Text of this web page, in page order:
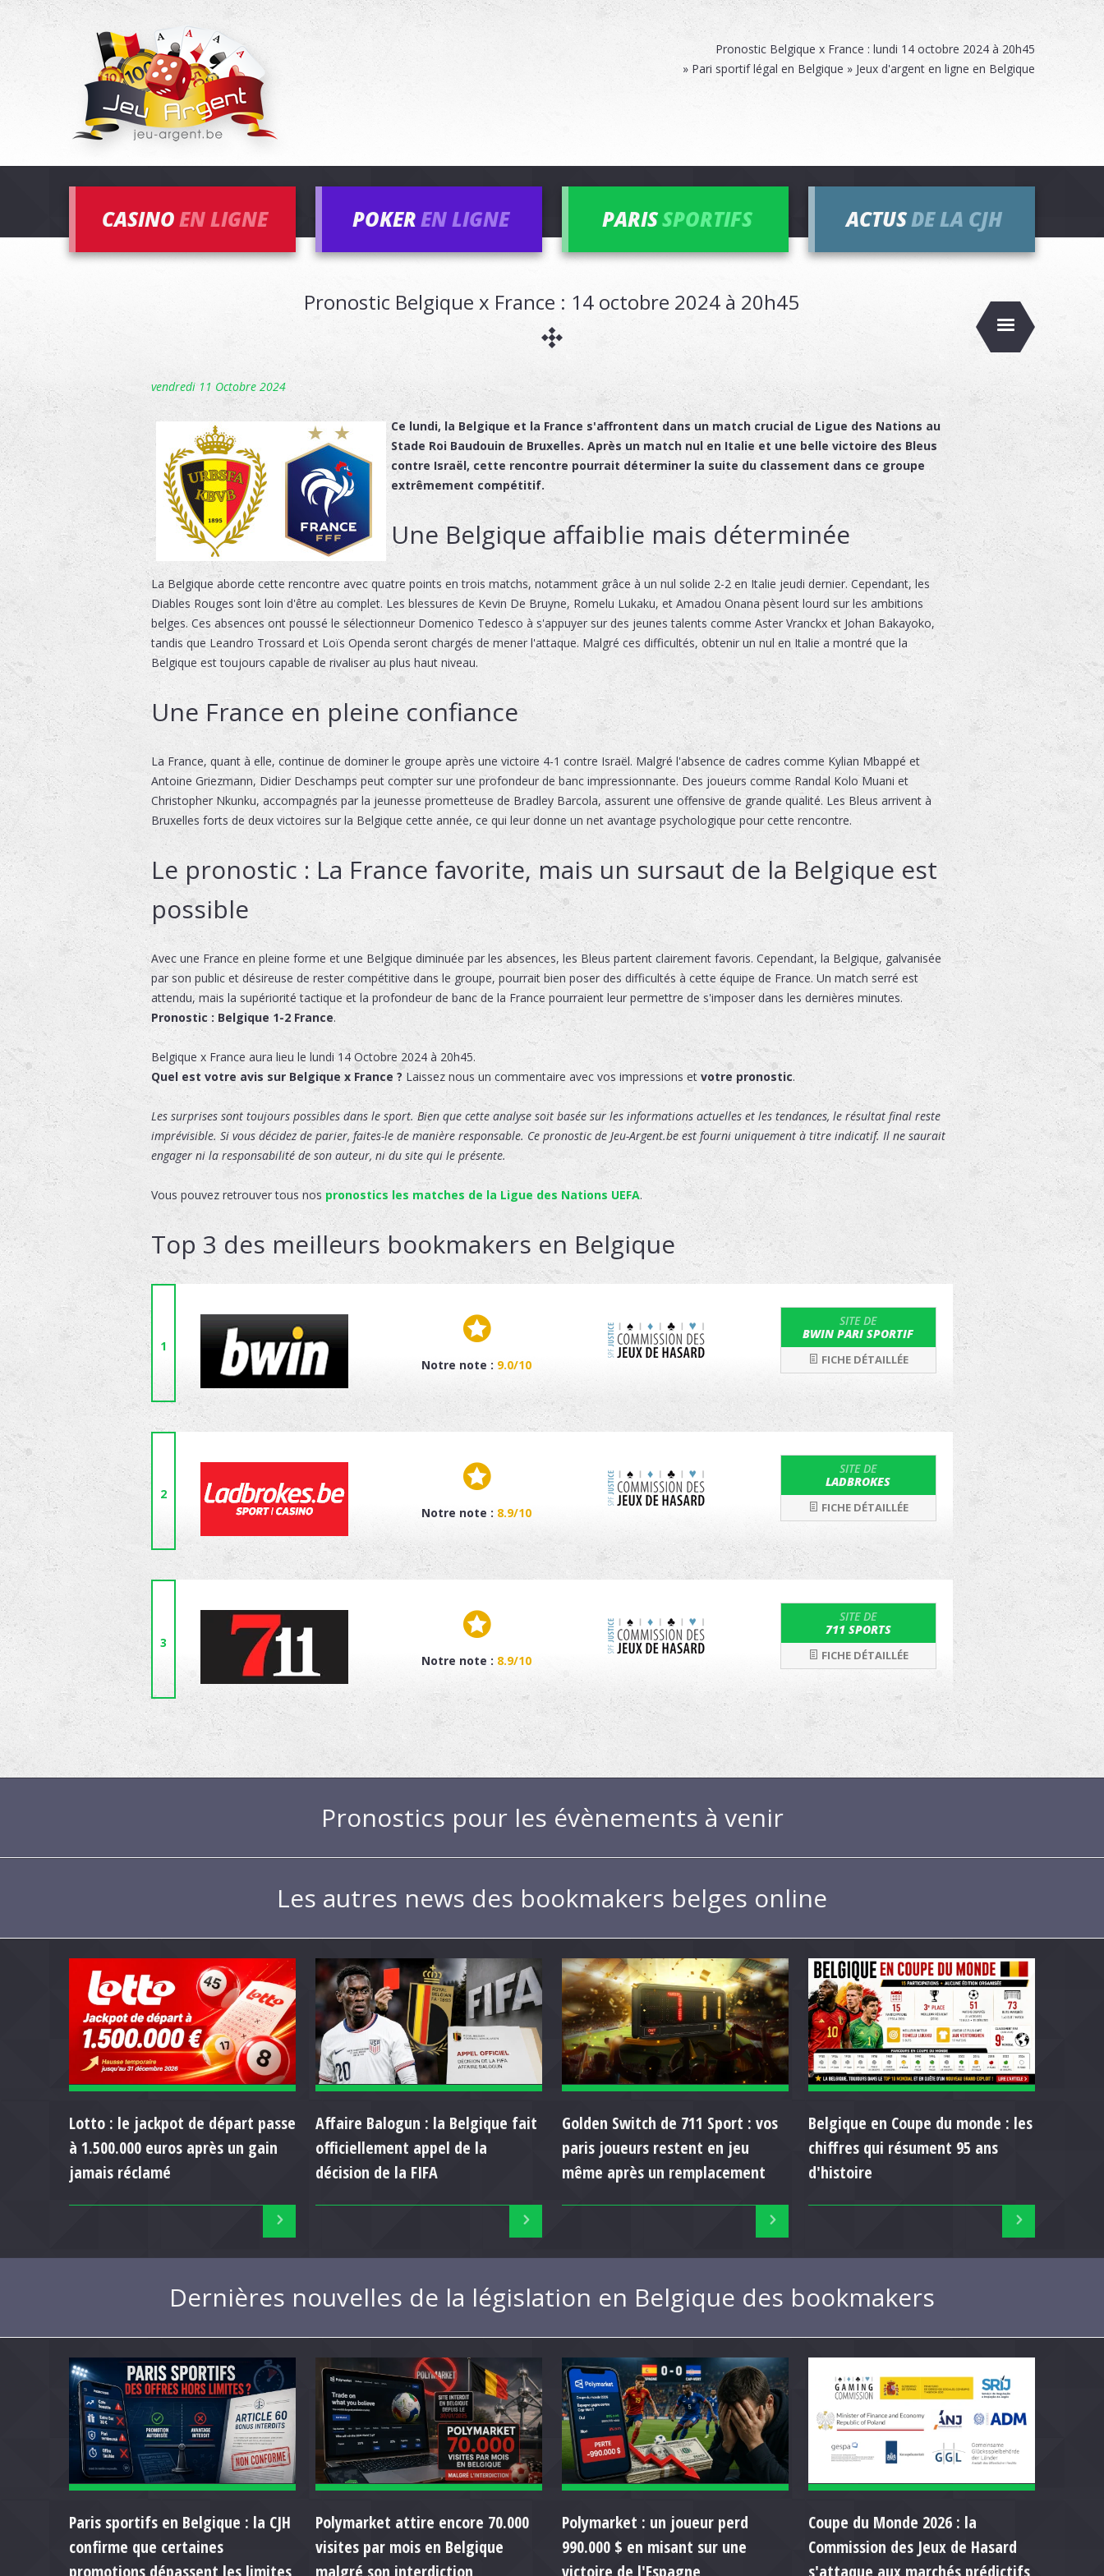
Pronostic Belgique x France : lundi 14 octobre 2024 à 20h45
» Pari sportif légal en Belgique » Jeux d'argent en ligne en Belgique
CASINOEN LIGNE POKEREN LIGNE PARISSPORTIFS ACTUSDE LA CJH
Pronostic Belgique x France : 14 octobre 2024 à 20h45
vendredi 11 Octobre 2024
Ce lundi, la Belgique et la France s'affrontent dans un match crucial de Ligue des Nations au
Stade Roi Baudouin de Bruxelles. Après un match nul en Italie et une belle victoire des Bleus
contre Israël, cette rencontre pourrait déterminer la suite du classement dans ce groupe
extrêmement compétitif.
Une Belgique affaiblie mais déterminée
La Belgique aborde cette rencontre avec quatre points en trois matchs, notamment grâce à un nul solide 2-2 en Italie jeudi dernier. Cependant, les
Diables Rouges sont loin d'être au complet. Les blessures de Kevin De Bruyne, Romelu Lukaku, et Amadou Onana pèsent lourd sur les ambitions
belges. Ces absences ont poussé le sélectionneur Domenico Tedesco à s'appuyer sur des jeunes talents comme Aster Vranckx et Johan Bakayoko,
tandis que Leandro Trossard et Loïs Openda seront chargés de mener l'attaque. Malgré ces difficultés, obtenir un nul en Italie a montré que la
Belgique est toujours capable de rivaliser au plus haut niveau.
Une France en pleine confiance
La France, quant à elle, continue de dominer le groupe après une victoire 4-1 contre Israël. Malgré l'absence de cadres comme Kylian Mbappé et
Antoine Griezmann, Didier Deschamps peut compter sur une profondeur de banc impressionnante. Des joueurs comme Randal Kolo Muani et
Christopher Nkunku, accompagnés par la jeunesse prometteuse de Bradley Barcola, assurent une offensive de grande qualité. Les Bleus arrivent à
Bruxelles forts de deux victoires sur la Belgique cette année, ce qui leur donne un net avantage psychologique pour cette rencontre.
Le pronostic : La France favorite, mais un sursaut de la Belgique est
possible
Avec une France en pleine forme et une Belgique diminuée par les absences, les Bleus partent clairement favoris. Cependant, la Belgique, galvanisée
par son public et désireuse de rester compétitive dans le groupe, pourrait bien poser des difficultés à cette équipe de France. Un match serré est
attendu, mais la supériorité tactique et la profondeur de banc de la France pourraient leur permettre de s'imposer dans les dernières minutes.
Pronostic : Belgique 1-2 France.
Belgique x France aura lieu le lundi 14 Octobre 2024 à 20h45.
Quel est votre avis sur Belgique x France ? Laissez nous un commentaire avec vos impressions et votre pronostic.
Les surprises sont toujours possibles dans le sport. Bien que cette analyse soit basée sur les informations actuelles et les tendances, le résultat final reste
imprévisible. Si vous décidez de parier, faites-le de manière responsable. Ce pronostic de Jeu-Argent.be est fourni uniquement à titre indicatif. Il ne saurait
engager ni la responsabilité de son auteur, ni du site qui le présente.
Vous pouvez retrouver tous nos pronostics les matches de la Ligue des Nations UEFA.
Top 3 des meilleurs bookmakers en Belgique
1
Notre note : 9.0/10
SITE DE
BWIN PARI SPORTIF
FICHE DÉTAILLÉE
2
Notre note : 8.9/10
SITE DE
LADBROKES
FICHE DÉTAILLÉE
3
Notre note : 8.9/10
SITE DE
711 SPORTS
FICHE DÉTAILLÉE
Pronostics pour les évènements à venir
Les autres news des bookmakers belges online
Lotto : le jackpot de départ passe
à 1.500.000 euros après un gain
jamais réclamé
Affaire Balogun : la Belgique fait
officiellement appel de la
décision de la FIFA
Golden Switch de 711 Sport : vos
paris joueurs restent en jeu
même après un remplacement
Belgique en Coupe du monde : les
chiffres qui résument 95 ans
d'histoire
Dernières nouvelles de la législation en Belgique des bookmakers
Paris sportifs en Belgique : la CJH
confirme que certaines
Polymarket attire encore 70.000
visites par mois en Belgique
Polymarket : un joueur perd
990.000 $ en misant sur une
Coupe du Monde 2026 : la
Commission des Jeux de Hasard